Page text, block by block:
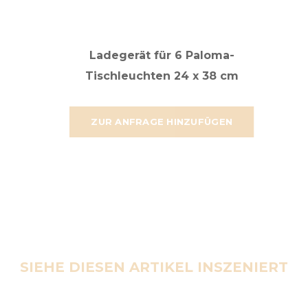
ZUR ANFRAGE HINZUFÜGEN
Ladegerät für 6 Paloma-
Tischleuchten 24 x 38 cm
SIEHE DIESEN ARTIKEL INSZENIERT